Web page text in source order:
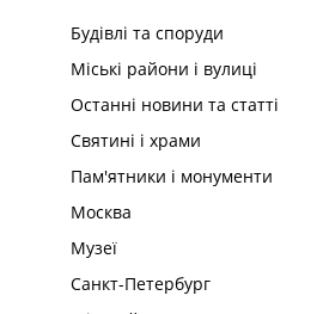
Будівлі та споруди
Міські райони і вулиці
Останні новини та статті
Святині і храми
Пам'ятники і монументи
Москва
Музеї
Санкт-Петербург